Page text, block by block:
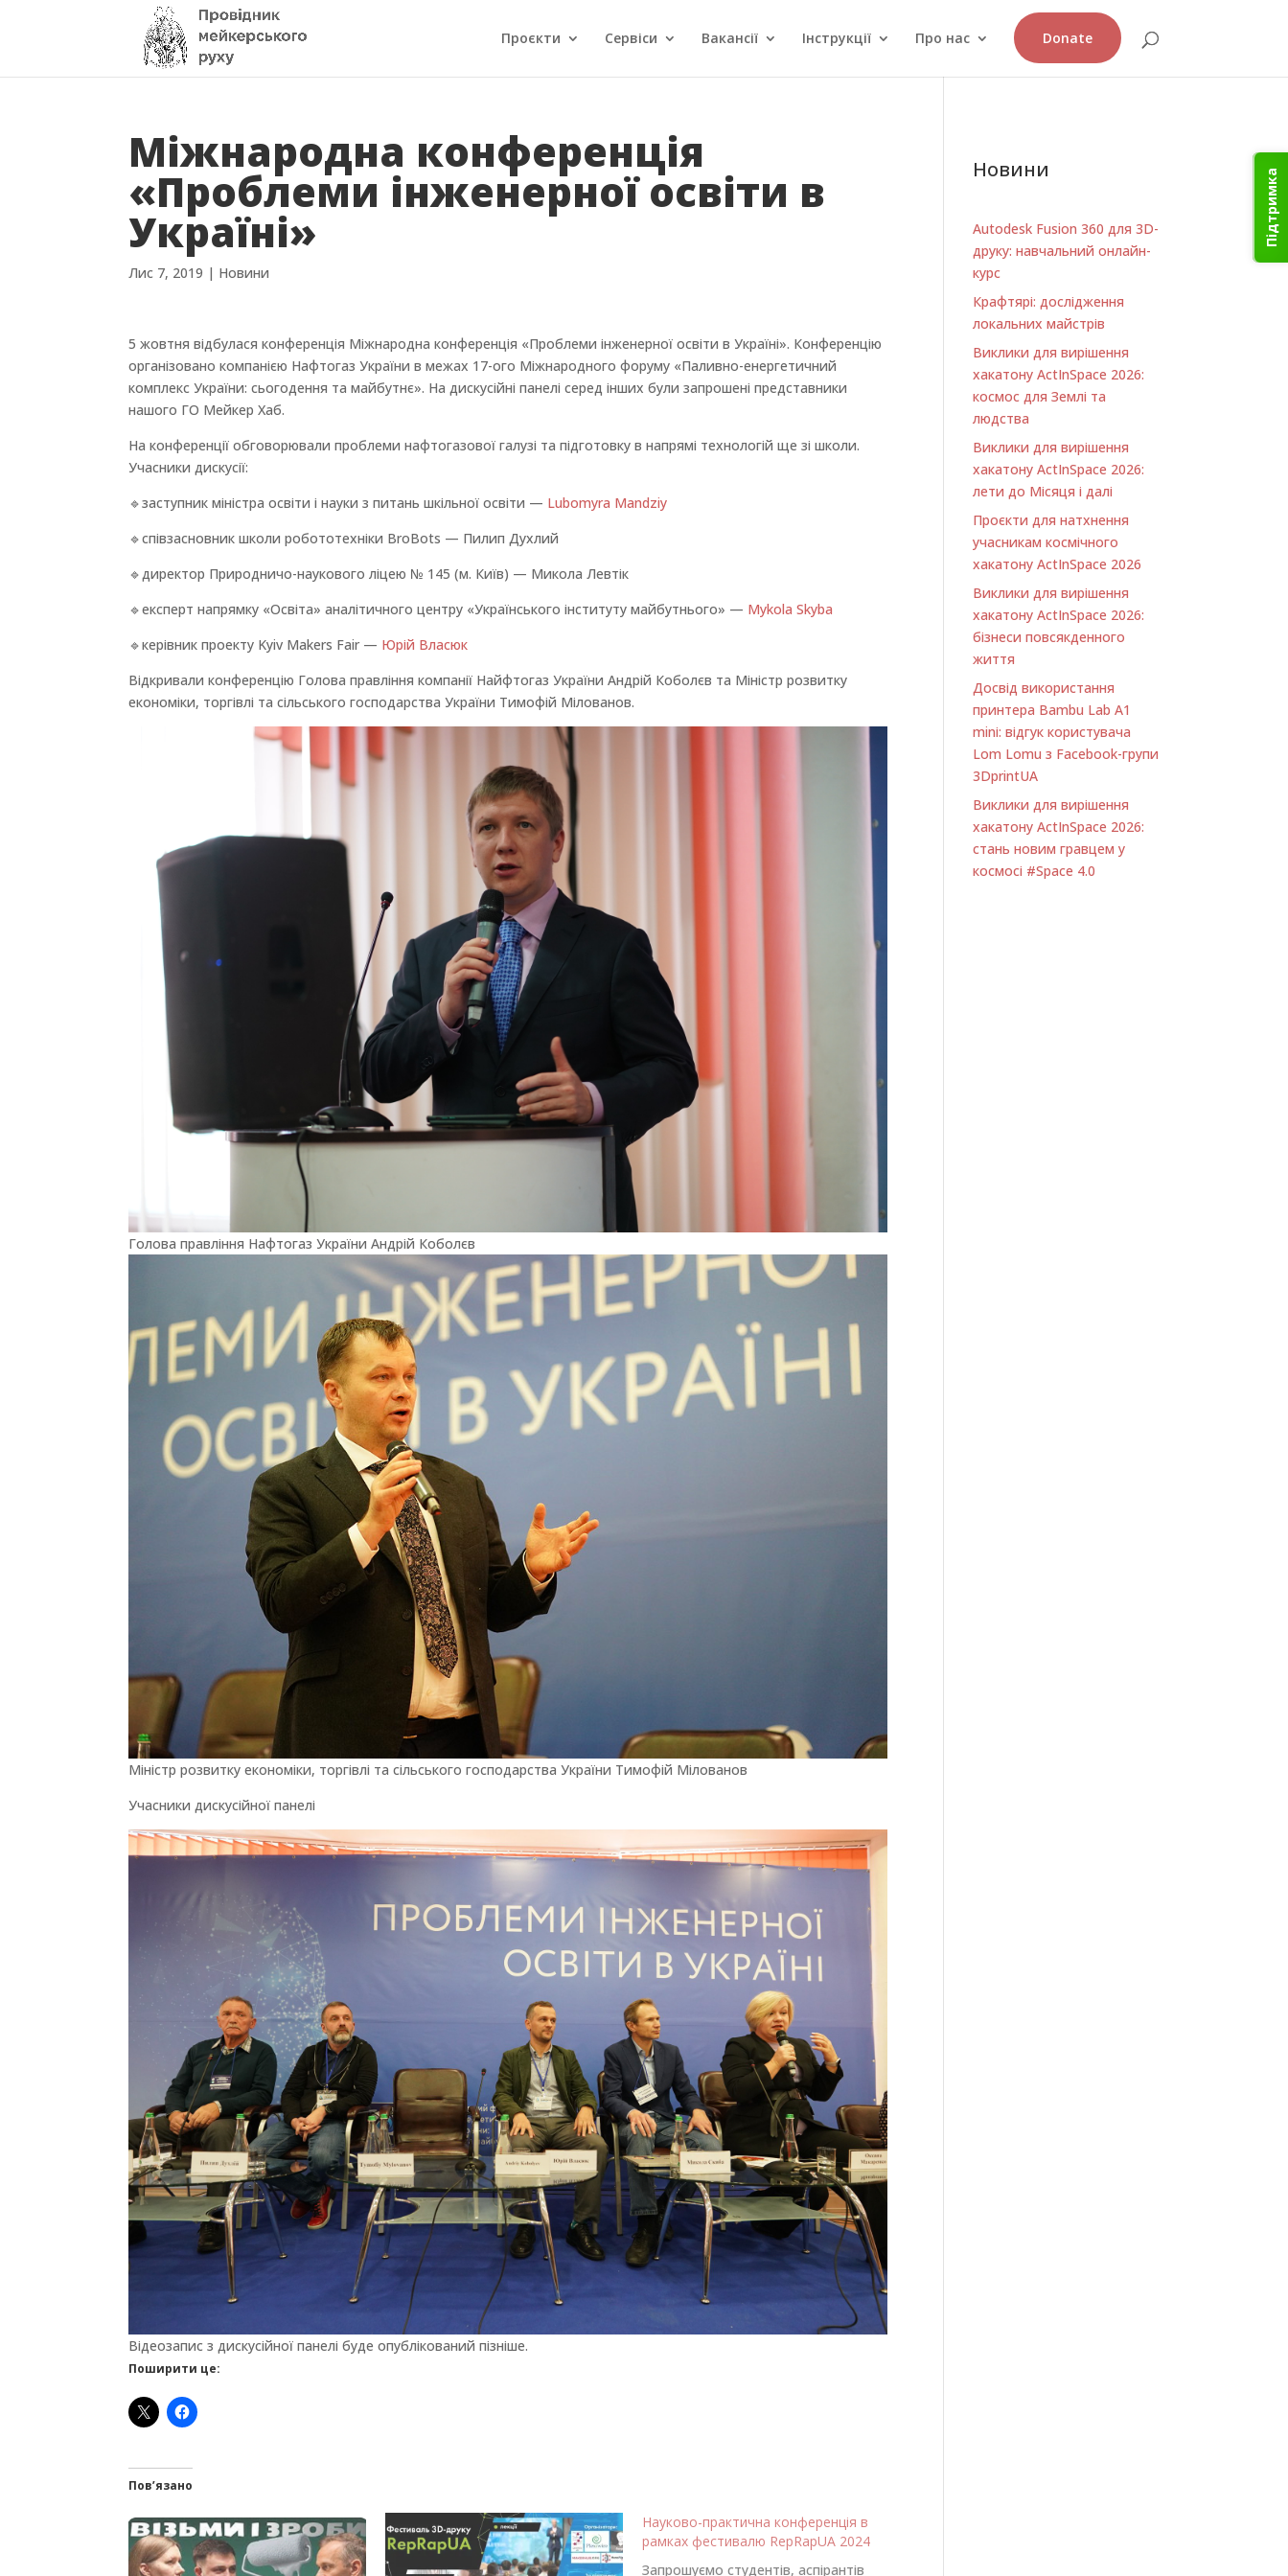
Підтримка
Проєкти Сервіси Вакансії Інструкції Про нас Donate
Міжнародна конференція
«Проблеми інженерної освіти в
Україні»
Лис 7, 2019 | Новини
5 жовтня відбулася конференція Міжнародна конференція «Проблеми інженерної освіти в Україні». Конференцію
організовано компанією Нафтогаз України в межах 17-ого Міжнародного форуму «Паливно-енергетичний
комплекс України: сьогодення та майбутнє». На дискусійні панелі серед інших були запрошені представники
нашого ГО Мейкер Хаб.
На конференції обговорювали проблеми нафтогазової галузі та підготовку в напрямі технологій ще зі школи.
Учасники дискусії:
🔹заступник міністра освіти і науки з питань шкільної освіти — Lubomyra Mandziy
🔹співзасновник школи робототехніки BroBots — Пилип Духлий
🔹директор Природничо-наукового ліцею № 145 (м. Київ) — Микола Левтік
🔹експерт напрямку «Освіта» аналітичного центру «Українського інституту майбутнього» — Мykola Skyba
🔹керівник проекту Kyiv Makers Fair — Юрій Власюк
Відкривали конференцію Голова правління компанії Найфтогаз України Андрій Коболєв та Міністр розвитку
економіки, торгівлі та сільського господарства України Тимофій Мілованов.
Голова правління Нафтогаз України Андрій Коболєв
Міністр розвитку економіки, торгівлі та сільського господарства України Тимофій Мілованов
Учасники дискусійної панелі
Відеозапис з дискусійної панелі буде опублікований пізніше.
Поширити це:
Пов’язано
Науково-практична конференція в
рамках фестивалю RepRapUA 2024
Запрошуємо студентів, аспірантів
Новини
Autodesk Fusion 360 для 3D-
друку: навчальний онлайн-
курс
Крафтярі: дослідження
локальних майстрів
Виклики для вирішення
хакатону ActInSpace 2026:
космос для Землі та
людства
Виклики для вирішення
хакатону ActInSpace 2026:
лети до Місяця і далі
Проєкти для натхнення
учасникам космічного
хакатону ActInSpace 2026
Виклики для вирішення
хакатону ActInSpace 2026:
бізнеси повсякденного
життя
Досвід використання
принтера Bambu Lab A1
minі: відгук користувача
Lom Lomu з Facebook-групи
3DprintUA
Виклики для вирішення
хакатону ActInSpace 2026:
стань новим гравцем у
космосі #Space 4.0